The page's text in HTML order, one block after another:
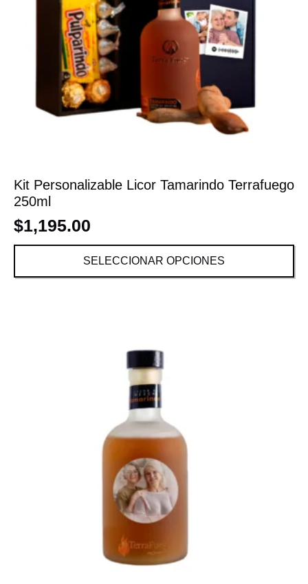
Kit Personalizable Licor Tamarindo Terrafuego
250ml
$1,195.00
SELECCIONAR OPCIONES